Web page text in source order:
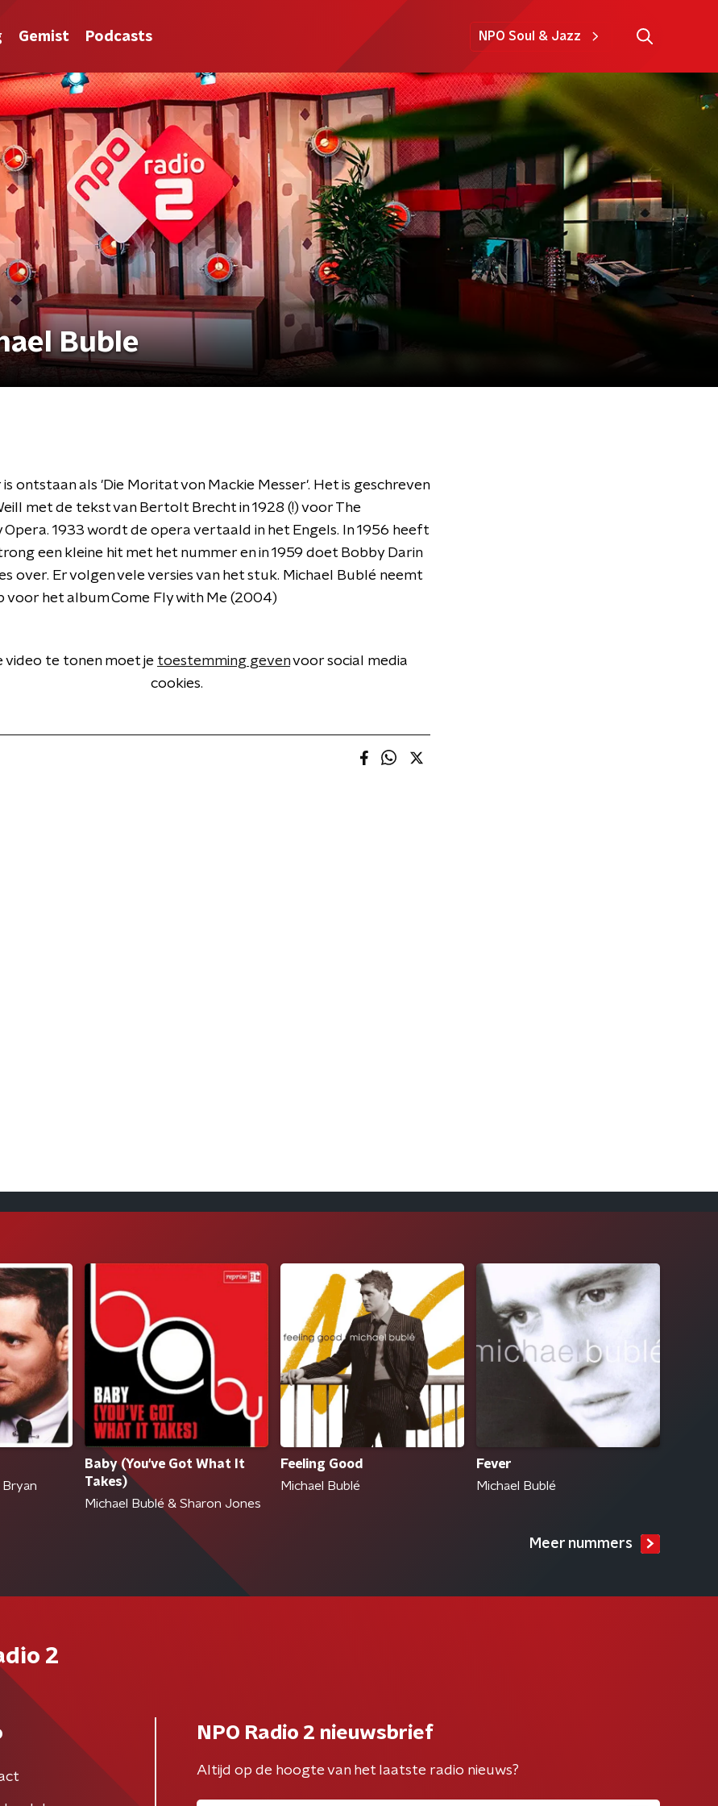
Gemist Podcasts NPO Soul & Jazz
Buble
ontstaan als 'Die Moritat von Mackie Messer'. Het is geschreven
met de tekst van Bertolt Brecht in 1928 (!) voor The
Opera. 1933 wordt de opera vertaald in het Engels. In 1956 heeft
een kleine hit met het nummer en in 1959 doet Bobby Darin
over. Er volgen vele versies van het stuk. Michael Bublé neemt
voor het album Come Fly with Me (2004)
video te tonen moet je toestemming gevenvoor social media
cookies.
Bryan
Baby (You've Got What It
Takes)
Michael Bublé & Sharon Jones
Feeling Good
Michael Bublé
Fever
Michael Bublé
Meer nummers
2
NPO Radio 2 nieuwsbrief
Altijd op de hoogte van het laatste radio nieuws?